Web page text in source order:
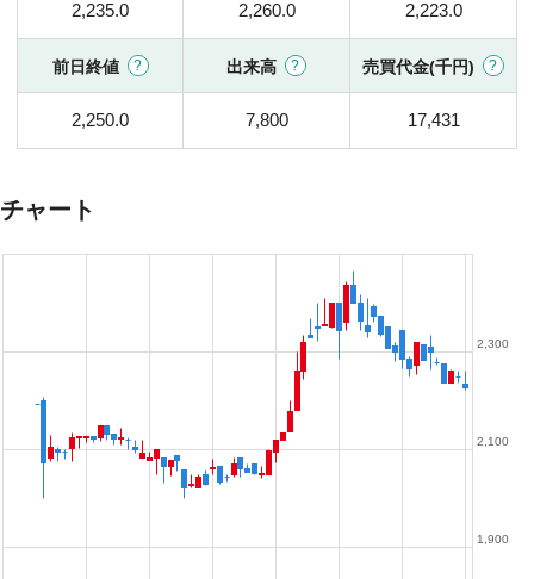
2,235.0 2,260.0 2,223.0
前日終値 出来高 売買代金(千円)
2,250.0 7,800 17,431
チャート
1,900
2,100
2,300